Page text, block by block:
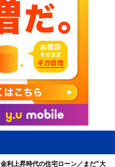
利上昇時代の住宅ローン／まだ”大